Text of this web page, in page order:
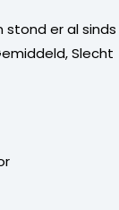
stond er al sinds
Slecht